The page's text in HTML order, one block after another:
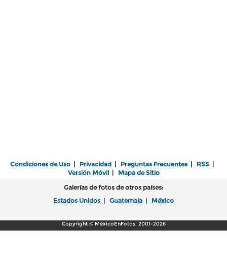
Condiciones de Uso | Privacidad | Preguntas Frecuentes | RSS |
Versión Móvil| Mapa de Sitio
Galerías de fotos de otros países:
Estados Unidos | Guatemala | México
Copyright © MéxicoEnFotos, 2001-2026